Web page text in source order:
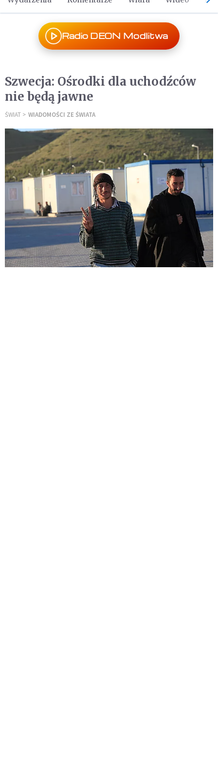
Radio DEON Modlitwa
Szwecja: Ośrodki dla uchodźców
nie będą jawne
ŚWIAT WIADOMOŚCI ZE ŚWIATA